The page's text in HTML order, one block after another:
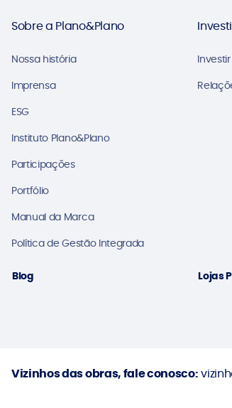
Sobre a Plano&Plano
Nossa história
Imprensa
ESG
Instituto Plano&Plano
Participações
Portfólio
Manual da Marca
Política de Gestão Integrada
Blog Lojas
Vizinhos das obras, fale conosco: